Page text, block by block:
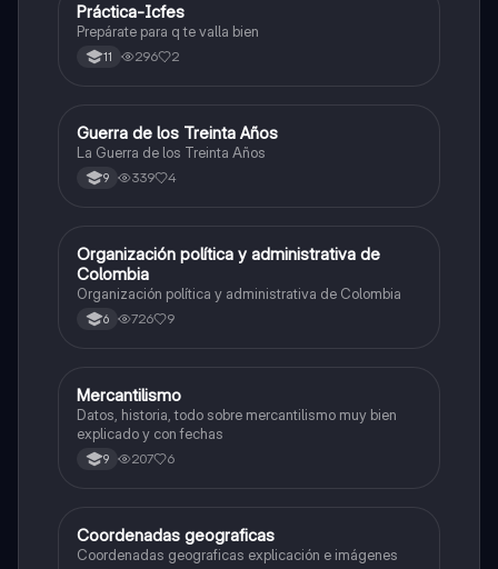
Sociales/Historia
Práctica-Icfes
Prepárate para q te valla bien
11 296 2
Sociales/Historia
Guerra de los Treinta Años
La Guerra de los Treinta Años
9 339 4
Sociales/Historia
Organización política y administrativa de
Colombia
Organización política y administrativa de Colombia
6 726 9
Sociales/Historia
Mercantilismo
Datos, historia, todo sobre mercantilismo muy bien
explicado y con fechas
9 207 6
Sociales/Historia
Coordenadas geograficas
Coordenadas geograficas explicación e imágenes